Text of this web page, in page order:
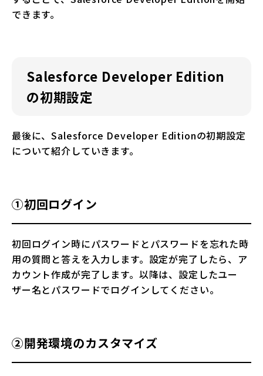
できます。
Salesforce Developer Edition
の初期設定
最後に、Salesforce Developer Editionの初期設定
について紹介していきます。
①初回ログイン
初回ログイン時にパスワードとパスワードを忘れた時
用の質問と答えを入力します。設定が完了したら、ア
カウント作成が完了します。以降は、設定したユー
ザー名とパスワードでログインしてください。
②開発環境のカスタマイズ